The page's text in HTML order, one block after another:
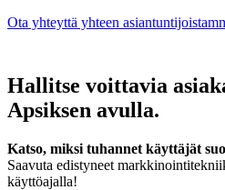
Ota yhteyttä yhteen
Hallitse voittavia
Apsiksen avulla.
Katso, miksi tuhannet käyttäjät
Saavuta edistyneet
käyttöajalla!